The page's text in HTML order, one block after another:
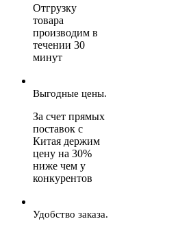
Отгрузку
товара
производим в
течении 30
минут
Выгодные цены.
За счет прямых
поставок с
Китая держим
цену на 30%
ниже чем у
конкурентов
Удобство заказа.